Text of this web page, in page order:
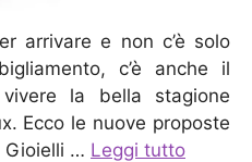
arrivare e non c’è solo
c’è anche il
la bella stagione
Ecco le nuove proposte
Gioielli … Leggi tutto